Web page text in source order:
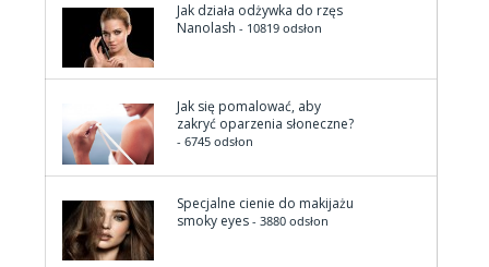
Jak działa odżywka do rzęs
Nanolash - 10819 odsłon
Jak się pomalować, aby
zakryć oparzenia słoneczne?
- 6745 odsłon
Specjalne cienie do makijażu
smoky eyes - 3880 odsłon